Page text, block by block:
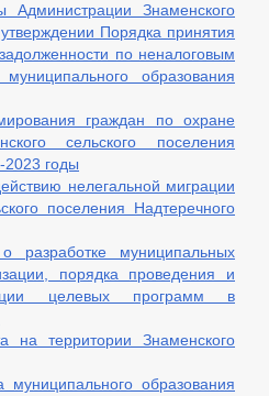
Знаменского
Порядка принятия
по неналоговым
образования
граждан по охране
сельского поселения
2023 годы
нелегальной миграции
поселения Надтеречного
разработке муниципальных
порядка проведения и
целевых программ в
на территории Знаменского
образования